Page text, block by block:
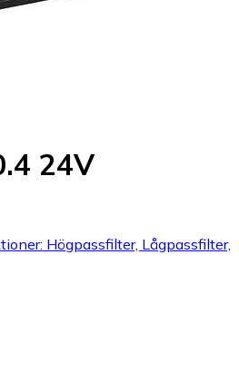
24V
Högpassfilter, Lågpassfilter,